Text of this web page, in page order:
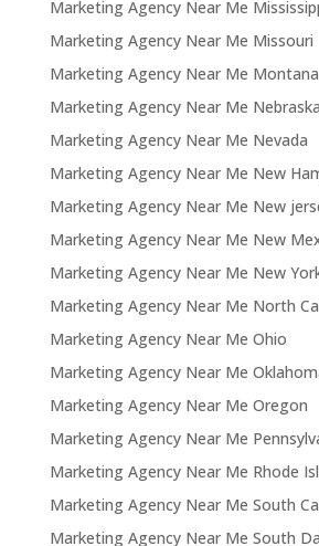
Marketing Agency Near Me
Marketing Agency Near Me Missouri
Marketing Agency Near Me Montana
Marketing Agency Near Me Nebraska
Marketing Agency Near Me Nevada
Marketing Agency Near Me New
Marketing Agency Near Me New
Marketing Agency Near Me New
Marketing Agency Near Me New
Marketing Agency Near Me North
Marketing Agency Near Me Ohio
Marketing Agency Near Me
Marketing Agency Near Me Oregon
Marketing Agency Near Me
Marketing Agency Near Me Rhode
Marketing Agency Near Me South
Marketing Agency Near Me South